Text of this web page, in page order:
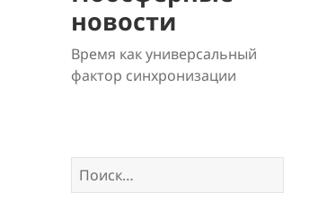
новости
Время как универсальный
фактор синхронизации
Найти: